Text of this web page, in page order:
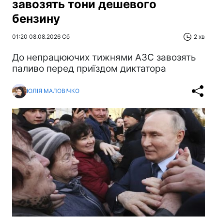
завозять тони дешевого
бензину
01:20 08.08.2026 Сб 2 хв
До непрацюючих тижнями АЗС завозять
паливо перед приїздом диктатора
ЮЛІЯ МАЛОВІЧКО